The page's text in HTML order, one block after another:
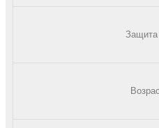
Защита